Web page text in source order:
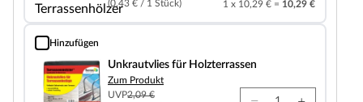
(0,43 € / 1 Stück) 1 x 10,29 € = 10,29 €
Hinzufügen
Unkrautvlies für Holzterrassen
Unkrautvlies für Holzterrassen
Zum Produkt
UVP2,09 €